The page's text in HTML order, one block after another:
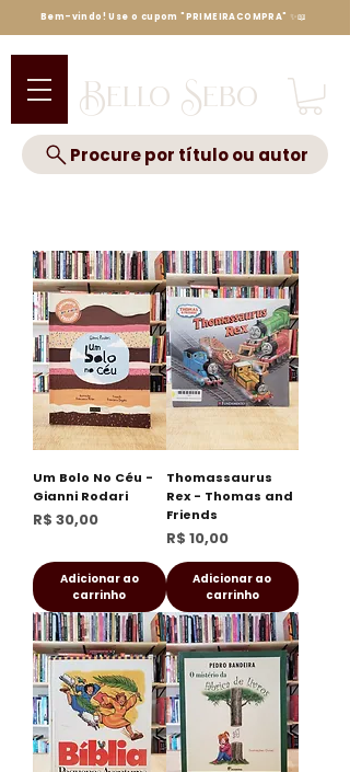
Bello Sebo
Procure por título ou autor
Bem-vindo! Use o cupom "PRIMEIRACOMPRA" ✨📖
Um Bolo No Céu -
Gianni Rodari
Preço
R$ 30,00
Adicionar ao
carrinho
Thomassaurus
Rex - Thomas and
Friends
Preço
R$ 10,00
Adicionar ao
carrinho